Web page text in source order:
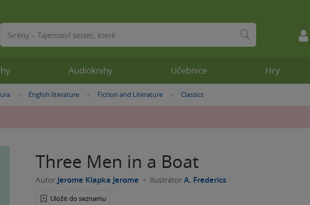
»
English literature »Fiction and Literature »
Classics
Three Men in a Boat
Autor Jerome Klapka Jerome Ilustrátor A. Frederics
Uložit do seznamu
Audioknihy Učebnice Hry
Vyhledávání